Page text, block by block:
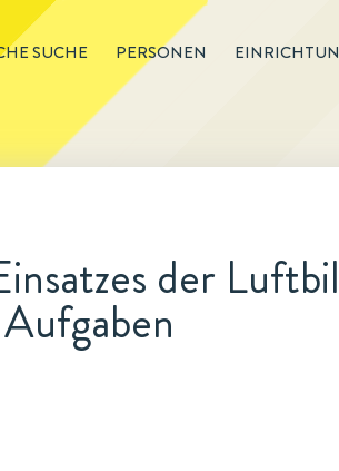
SUCHE PERSONEN
der